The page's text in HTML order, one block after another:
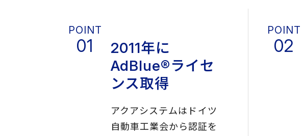
2011年に
AdBlue®ライセ
ンス取得
アクアシステムはドイツ
自動車工業会から認証を